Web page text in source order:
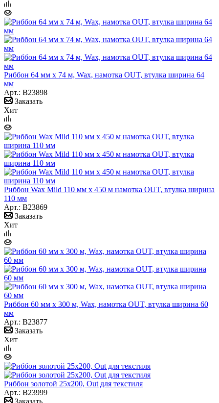
Риббон 64 мм х 74 м, Wax, намотка OUT, втулка ширина 64
мм
Арт.: B23898
Заказать
Хит
Риббон Wax Mild 110 мм x 450 м намотка OUT, втулка ширина
110 мм
Арт.: B23869
Заказать
Хит
Риббон 60 мм х 300 м, Wax, намотка OUT, втулка ширина 60
мм
Арт.: B23877
Заказать
Хит
Риббон золотой 25x200, Out для текстиля
Арт.: B23999
Заказать